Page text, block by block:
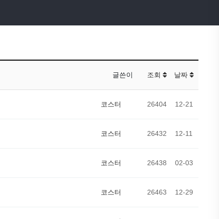
글쓴이 조회 날짜
코스터 26404 12-21
코스터 26432 12-11
코스터 26438 02-03
코스터 26463 12-29